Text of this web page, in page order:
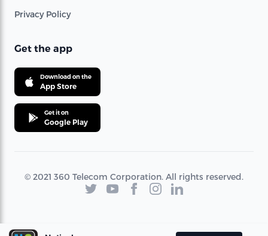
Privacy Policy
Get the app
Download on the
App Store
Get it on
Google Play
© 2021 360 Telecom Corporation. All rights reserved.